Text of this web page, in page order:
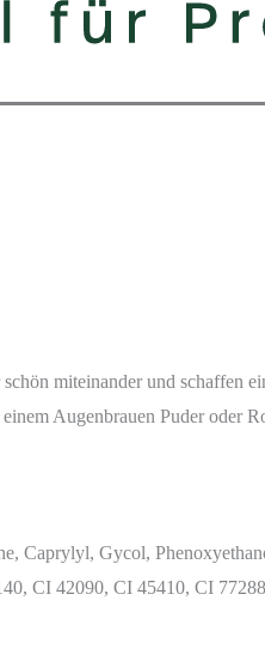
miteinander und schaffen
Augenbrauen Puder oder
Caprylyl, Gycol,
CI 42090, CI 45410, CI